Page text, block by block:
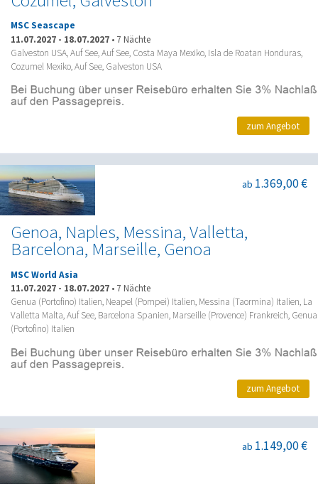
MSC Seascape
11.07.2027 - 18.07.2027 • 7 Nächte
Galveston USA, Auf See, Auf See, Costa Maya Mexiko, Isla de Roatan Honduras,
Cozumel Mexiko, Auf See, Galveston USA
zum Angebot
Genoa, Naples, Messina, Valletta,
Barcelona, Marseille, Genoa
ab 1.369,00 €
MSC World Asia
11.07.2027 - 18.07.2027 • 7 Nächte
Genua (Portofino) Italien, Neapel (Pompei) Italien, Messina (Taormina) Italien, La
Valletta Malta, Auf See, Barcelona Spanien, Marseille (Provence) Frankreich, Genua
(Portofino) Italien
zum Angebot
ab 1.149,00 €